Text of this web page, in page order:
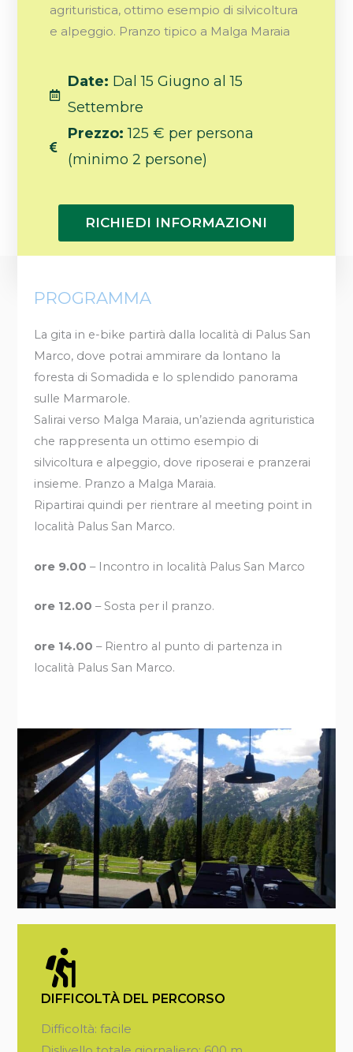
agrituristica, ottimo esempio di silvicoltura
e alpeggio. Pranzo tipico a Malga Maraia
Date: Dal 15 Giugno al 15
Settembre
Prezzo: 125 € per persona
(minimo 2 persone)
RICHIEDI INFORMAZIONI
DIFFICOLTÀ DEL PERCORSO
Difficoltà: facile
PROGRAMMA
La gita in e-bike partirà dalla località di Palus San
Marco, dove potrai ammirare da lontano la
foresta di Somadida e lo splendido panorama
sulle Marmarole.
Salirai verso Malga Maraia, un’azienda agrituristica
che rappresenta un ottimo esempio di
silvicoltura e alpeggio, dove riposerai e pranzerai
insieme. Pranzo a Malga Maraia.
Ripartirai quindi per rientrare al meeting point in
località Palus San Marco.
ore 9.00 – Incontro in località Palus San Marco
ore 12.00 – Sosta per il pranzo.
ore 14.00 – Rientro al punto di partenza in
località Palus San Marco.